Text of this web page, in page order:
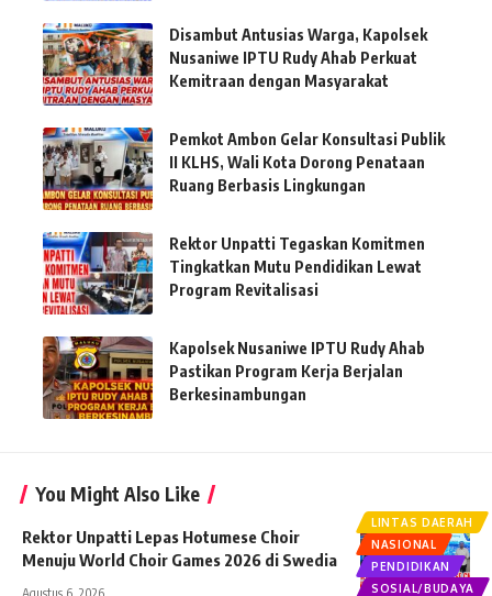
Disambut Antusias Warga, Kapolsek
Nusaniwe IPTU Rudy Ahab Perkuat
Kemitraan dengan Masyarakat
Pemkot Ambon Gelar Konsultasi Publik
II KLHS, Wali Kota Dorong Penataan
Ruang Berbasis Lingkungan
Rektor Unpatti Tegaskan Komitmen
Tingkatkan Mutu Pendidikan Lewat
Program Revitalisasi
Kapolsek Nusaniwe IPTU Rudy Ahab
Pastikan Program Kerja Berjalan
Berkesinambungan
You Might Also Like
LINTAS DAERAH
NASIONAL
PENDIDIKAN
SOSIAL/BUDAYA
Rektor Unpatti Lepas Hotumese Choir
Menuju World Choir Games 2026 di Swedia